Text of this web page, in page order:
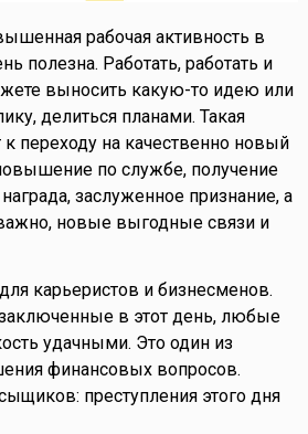
рабочая активность в
полезна. Работать, работать и
выносить какую-то идею или
делиться планами. Такая
к переходу на качественно новый
по службе, получение
заслуженное признание, а
новые выгодные связи и
карьеристов и бизнесменов.
в этот день, любые
удачными. Это один из
финансовых вопросов.
преступления этого дня